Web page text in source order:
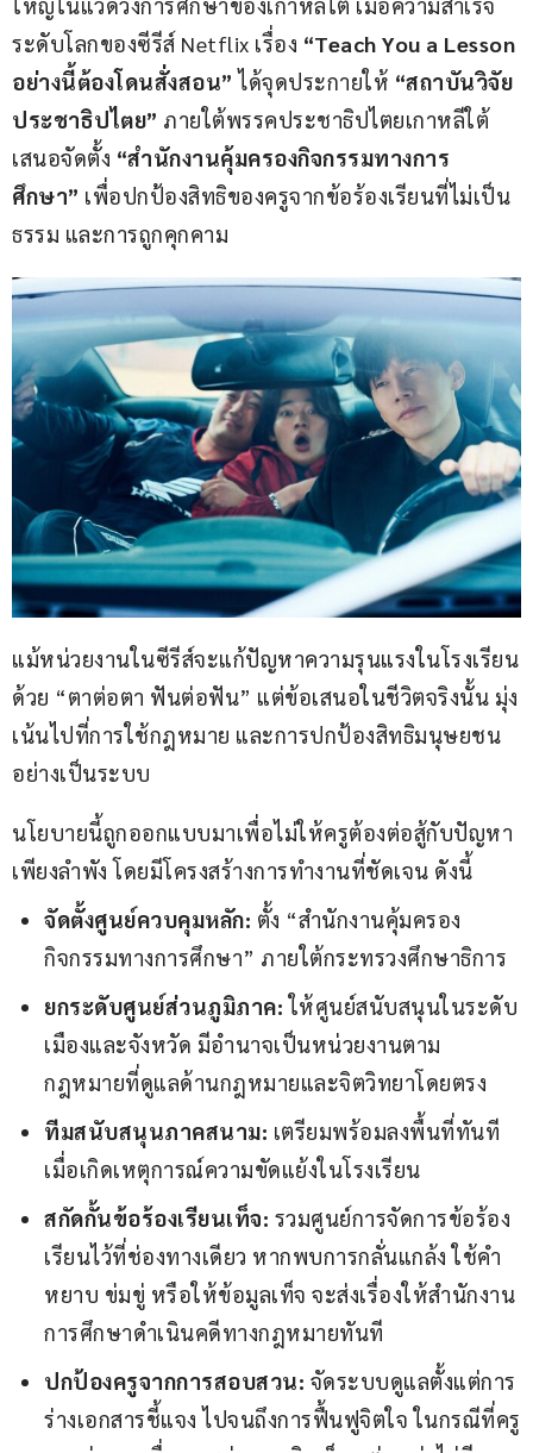
ใหญ่ในแวดวงการศึกษาของเกาหลีใต้ เมื่อความสำเร็จ
ระดับโลกของซีรีส์ Netflix เรื่อง “Teach You a Lesson
อย่างนี้ต้องโดนสั่งสอน” ได้จุดประกายให้ “สถาบันวิจัย
ประชาธิปไตย” ภายใต้พรรคประชาธิปไตยเกาหลีใต้
เสนอจัดตั้ง “สำนักงานคุ้มครองกิจกรรมทางการ
ศึกษา” เพื่อปกป้องสิทธิของครูจากข้อร้องเรียนที่ไม่เป็น
ธรรม และการถูกคุกคาม
แม้หน่วยงานในซีรีส์จะแก้ปัญหาความรุนแรงในโรงเรียน
ด้วย “ตาต่อตา ฟันต่อฟัน” แต่ข้อเสนอในชีวิตจริงนั้น มุ่ง
เน้นไปที่การใช้กฎหมาย และการปกป้องสิทธิมนุษยชน
อย่างเป็นระบบ
นโยบายนี้ถูกออกแบบมาเพื่อไม่ให้ครูต้องต่อสู้กับปัญหา
เพียงลำพัง โดยมีโครงสร้างการทำงานที่ชัดเจน ดังนี้
จัดตั้งศูนย์ควบคุมหลัก: ตั้ง “สำนักงานคุ้มครอง
กิจกรรมทางการศึกษา” ภายใต้กระทรวงศึกษาธิการ
ยกระดับศูนย์ส่วนภูมิภาค: ให้ศูนย์สนับสนุนในระดับ
เมืองและจังหวัด มีอำนาจเป็นหน่วยงานตาม
กฎหมายที่ดูแลด้านกฎหมายและจิตวิทยาโดยตรง
ทีมสนับสนุนภาคสนาม: เตรียมพร้อมลงพื้นที่ทันที
เมื่อเกิดเหตุการณ์ความขัดแย้งในโรงเรียน
สกัดกั้นข้อร้องเรียนเท็จ: รวมศูนย์การจัดการข้อร้อง
เรียนไว้ที่ช่องทางเดียว หากพบการกลั่นแกล้ง ใช้คำ
หยาบ ข่มขู่ หรือให้ข้อมูลเท็จ จะส่งเรื่องให้สำนักงาน
การศึกษาดำเนินคดีทางกฎหมายทันที
ปกป้องครูจากการสอบสวน: จัดระบบดูแลตั้งแต่การ
ร่างเอกสารชี้แจง ไปจนถึงการฟื้นฟูจิตใจ ในกรณีที่ครู